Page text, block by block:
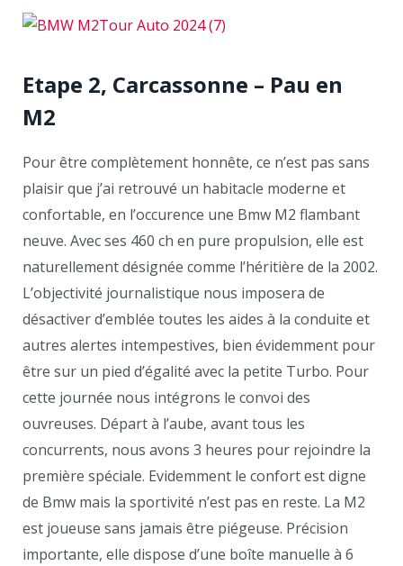
Etape 2, Carcassonne – Pau en
M2
Pour être complètement honnête, ce n’est pas sans
plaisir que j’ai retrouvé un habitacle moderne et
confortable, en l’occurence une Bmw M2 flambant
neuve. Avec ses 460 ch en pure propulsion, elle est
naturellement désignée comme l’héritière de la 2002.
L’objectivité journalistique nous imposera de
désactiver d’emblée toutes les aides à la conduite et
autres alertes intempestives, bien évidemment pour
être sur un pied d’égalité avec la petite Turbo. Pour
cette journée nous intégrons le convoi des
ouvreuses. Départ à l’aube, avant tous les
concurrents, nous avons 3 heures pour rejoindre la
première spéciale. Evidemment le confort est digne
de Bmw mais la sportivité n’est pas en reste. La M2
est joueuse sans jamais être piégeuse. Précision
importante, elle dispose d’une boîte manuelle à 6